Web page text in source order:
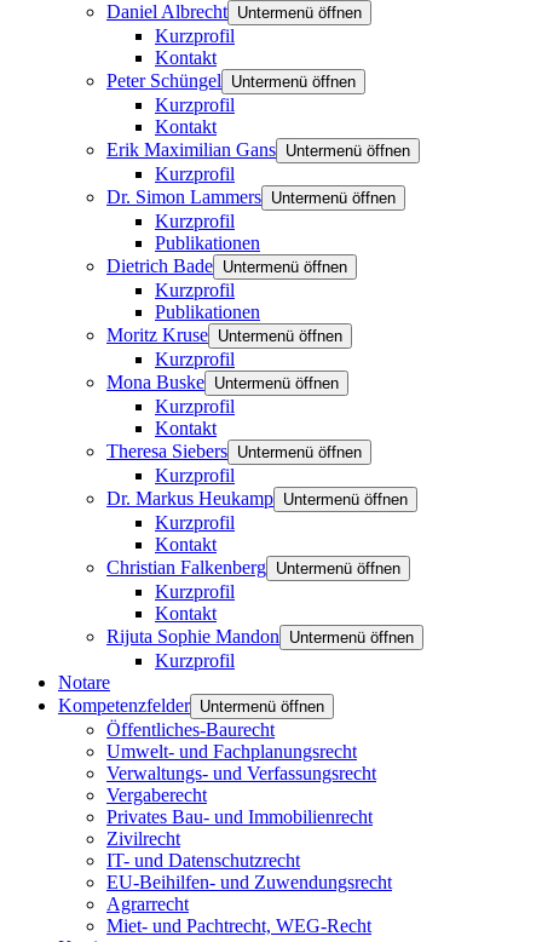
Daniel Albrecht Untermenü öffnen
Kurzprofil
Kontakt
Peter Schüngel
Untermenü öffnen
Kurzprofil
Kontakt
Erik Maximilian Gans Untermenü öffnen
Kurzprofil
Dr. Simon Lammers Untermenü öffnen
Kurzprofil
Publikationen
Dietrich Bade Untermenü öffnen
Kurzprofil
Publikationen
Moritz Kruse Untermenü öffnen
Kurzprofil
Mona Buske Untermenü öffnen
Kurzprofil
Kontakt
Theresa Siebers Untermenü öffnen
Kurzprofil
Dr. Markus Heukamp Untermenü öffnen
Kurzprofil
Kontakt
Christian Falkenberg Untermenü öffnen
Kurzprofil
Kontakt
Rijuta Sophie Mandon
Untermenü öffnen
Kurzprofil
Notare
Kompetenzfelder Untermenü öffnen
Öffentliches-Baurecht
Umwelt- und Fachplanungsrecht
Verwaltungs- und Verfassungsrecht
Vergaberecht
Privates Bau- und Immobilienrecht
Zivilrecht
IT- und Datenschutzrecht
EU-Beihilfen- und Zuwendungsrecht
Agrarrecht
Miet- und Pachtrecht, WEG-Recht